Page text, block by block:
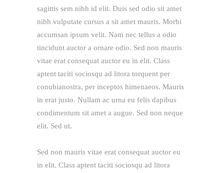
sagittis sem nibh id elit. Duis sed odio sit amet
nibh vulputate cursus a sit amet mauris. Morbi
accumsan ipsum velit. Nam nec tellus a odio
tincidunt auctor a ornare odio. Sed non mauris
vitae erat consequat auctor eu in elit. Class
aptent taciti sociosqu ad litora torquent per
conubianostra, per inceptos himenaeos. Mauris
in erat justo. Nullam ac urna eu felis dapibus
condimentum sit amet a augue. Sed non neque
elit. Sed ut.
Sed non mauris vitae erat consequat auctor eu
in elit. Class aptent taciti sociosqu ad litora